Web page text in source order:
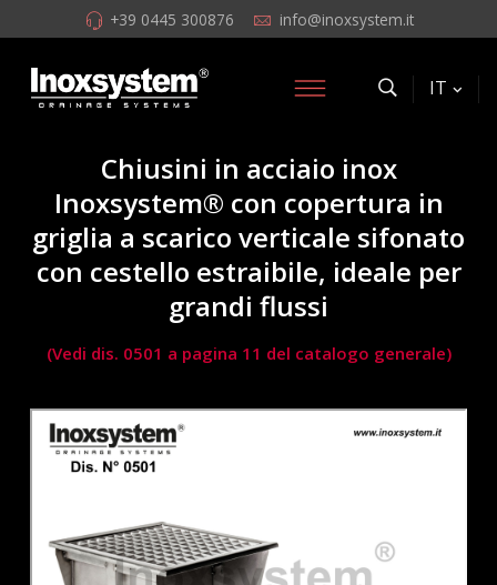
+39 0445 300876 info@inoxsystem.it
IT
Chiusini in acciaio inox
Inoxsystem® con copertura in
griglia a scarico verticale sifonato
con cestello estraibile, ideale per
grandi flussi
(Vedi dis. 0501 a pagina 11 del catalogo generale)